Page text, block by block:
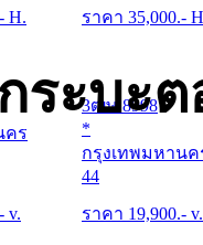
H. ราคา 35,000.-
ะบะต
คร
v.
3ฒษ 8998
*
กรุงเทพมหานค
44
ราคา 19,900.- v.